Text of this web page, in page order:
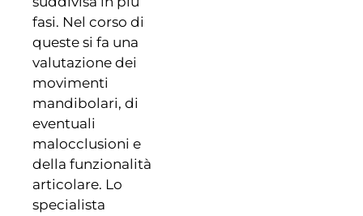
fasi. Nel corso di
queste si fa una
valutazione dei
movimenti
mandibolari, di
eventuali
malocclusioni e
della funzionalità
articolare. Lo
specialista